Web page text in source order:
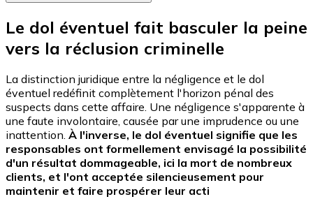
Le dol éventuel fait basculer la peine
vers la réclusion criminelle
La distinction juridique entre la négligence et le dol
éventuel redéfinit complètement l'horizon pénal des
suspects dans cette affaire. Une négligence s'apparente à
une faute involontaire, causée par une imprudence ou une
inattention. À l'inverse, le dol éventuel signifie que les
responsables ont formellement envisagé la possibilité
d'un résultat dommageable, ici la mort de nombreux
clients, et l'ont acceptée silencieusement pour
maintenir et faire prospérer leur acti